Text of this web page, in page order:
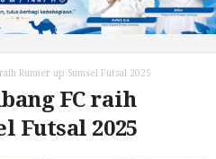
Runner up Sumsel Futsal 2025
FC raih
Futsal 2025